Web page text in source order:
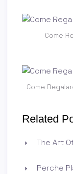
Come
Come
Related
The Art
Perche